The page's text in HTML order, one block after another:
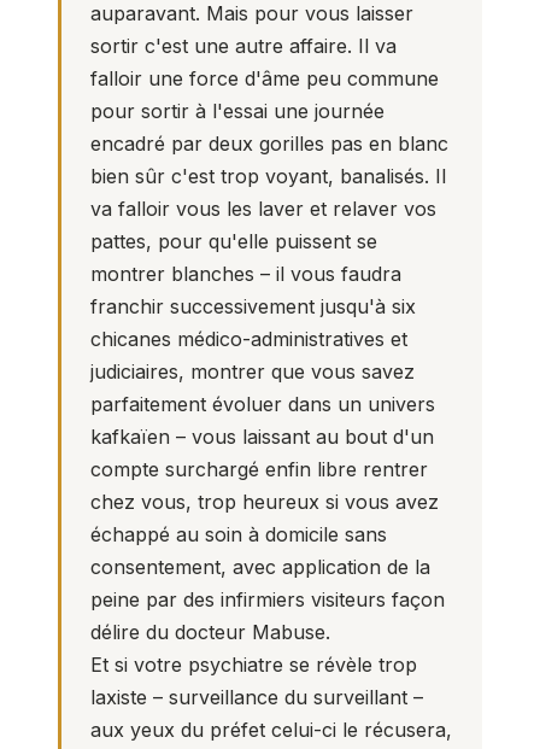
auparavant. Mais pour vous laisser
sortir c'est une autre affaire. Il va
falloir une force d'âme peu commune
pour sortir à l'essai une journée
encadré par deux gorilles pas en blanc
bien sûr c'est trop voyant, banalisés. Il
va falloir vous les laver et relaver vos
pattes, pour qu'elle puissent se
montrer blanches – il vous faudra
franchir successivement jusqu'à six
chicanes médico-administratives et
judiciaires, montrer que vous savez
parfaitement évoluer dans un univers
kafkaïen – vous laissant au bout d'un
compte surchargé enfin libre rentrer
chez vous, trop heureux si vous avez
échappé au soin à domicile sans
consentement, avec application de la
peine par des infirmiers visiteurs façon
délire du docteur Mabuse.
Et si votre psychiatre se révèle trop
laxiste – surveillance du surveillant –
aux yeux du préfet celui-ci le récusera,